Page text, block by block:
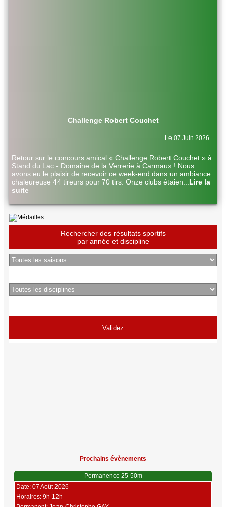
Challenge Robert Couchet
Le 07 Juin 2026
Retour sur le concours amical « Challenge Robert Couchet » à
Stand du Lac - Domaine de la Verrerie à Carmaux ! Nous
avons eu le plaisir de recevoir ce week-end dans un ambiance
chaleureuse 44 tireurs pour 70 tirs. Onze clubs étaien
Lire la
suite
Rechercher des résultats sportifs
par année et discipline
Prochains évènements
Permanence 25-50m
Date: 07 Août 2026
Horaires: 9h-12h